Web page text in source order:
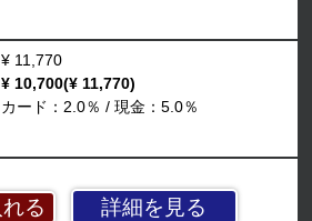
詳細を見る
¥ 11,770
¥ 10,700(¥ 11,770)
カード：2.0％ / 現金：5.0％